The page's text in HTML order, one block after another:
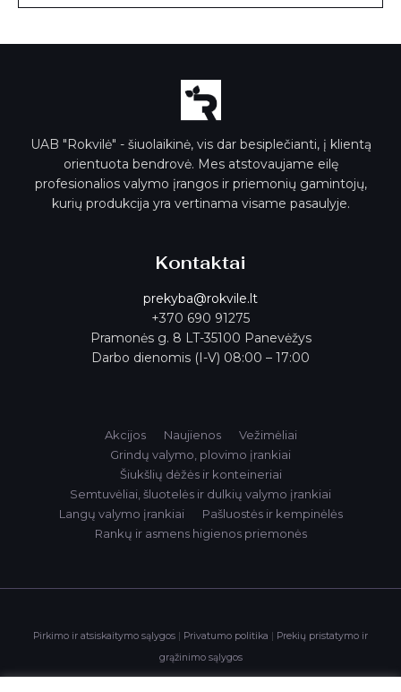
t
s
UAB "Rokvilė" - šiuolaikinė, vis dar besiplečianti, į klientą
orientuota bendrovė. Mes atstovaujame eilę
profesionalios valymo įrangos ir priemonių gamintojų,
kurių produkcija yra vertinama visame pasaulyje.
Kontaktai
prekyba@rokvile.lt
+370 690 91275
Pramonės g. 8 LT-35100 Panevėžys
Darbo dienomis (I-V) 08:00 – 17:00
Akcijos Naujienos
Vežimėliai
Grindų valymo, plovimo įrankiai
Šiukšlių dėžės ir konteineriai
Semtuvėliai, šluotelės ir dulkių valymo įrankiai
Langų valymo įrankiai
Pašluostės ir kempinėlės
Rankų ir asmens higienos priemonės
Pirkimo ir atsiskaitymo sąlygos | Privatumo politika | Prekių pristatymo ir
grąžinimo sąlygos